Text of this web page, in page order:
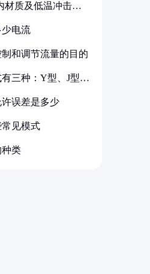
材质及低温冲击要
电流
和调节流量的目的
三种：Y型、J型、
误差是多少
见模式
类